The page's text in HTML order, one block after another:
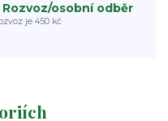
osobní odběr
je 450 kč